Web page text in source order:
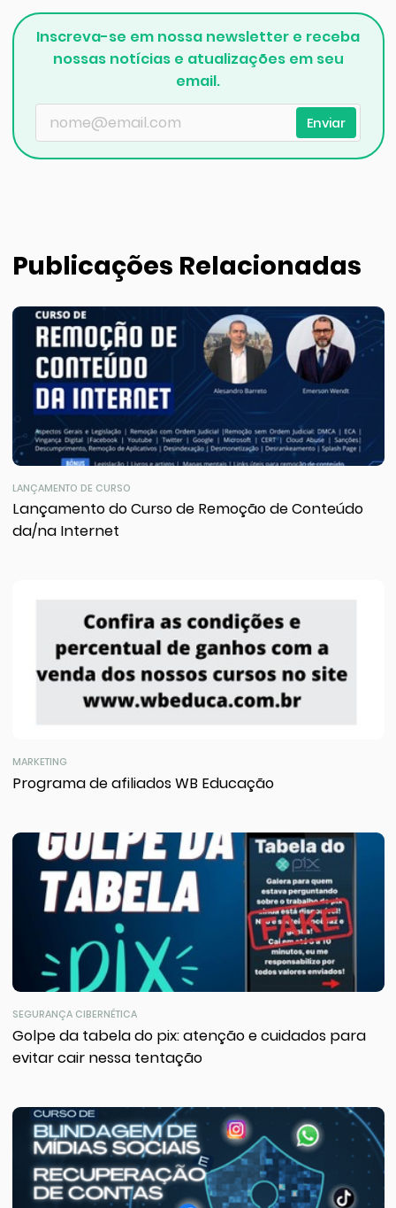
Inscreva-se em nossa newsletter e receba
nossas notícias e atualizações em seu
email.
Enviar
Publicações Relacionadas
LANÇAMENTO DE CURSO
Lançamento do Curso de Remoção de Conteúdo
da/na Internet
MARKETING
Programa de afiliados WB Educação
SEGURANÇA CIBERNÉTICA
Golpe da tabela do pix: atenção e cuidados para
evitar cair nessa tentação